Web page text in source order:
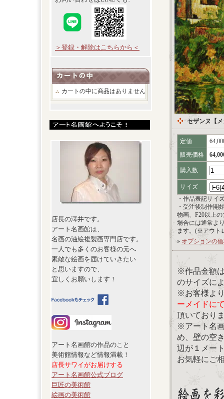
＞登録・解除はこちらから＜
カートの中に商品はありません
店長の澤井です。
アート名画館は、
名画の油絵複製画専門店です。
一人でも多くのお客様の元へ
素敵な絵画を届けていきたい
と思いますので、
宜しくお願いします！
アート名画館の作品のこと
美術館情報など情報満載！
店長サワイがお届けする
アート名画館公式ブログ
巨匠の美術館
絵画の美術館
セザンヌ【
定価
販売価格
購入数
サイズ
・作品表記サイ
・受注後制作開
物画、F20以上
場合には通常よ
ます。(※アウト
» オプションの
※作品金額
のサイズに
※お客様よ
ーメイドに
頂いており
※アート名
め、壁の空
辺が１メー
お気軽にご